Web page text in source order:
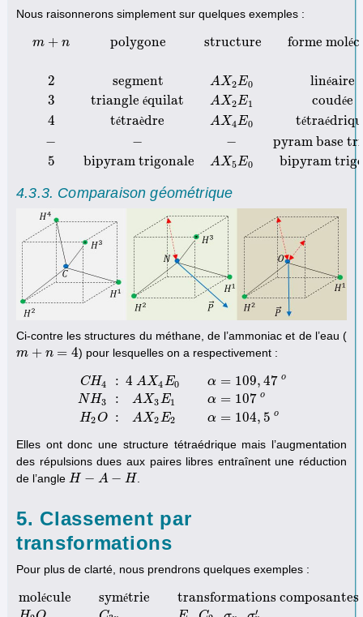
Nous raisonnerons simplement sur quelques exemples :
m + n
2
3
4
−
5
polygone
segment
triangle équilat
tétraèdre
−
bipyram trigonale
structure
AX2E0
AX2E1
AX4E0
−
AX5E0
forme molé
linéaire
coudée
tétraé
pyram base
bipyram
polygone structureforme moléculeliais. simples liais. multiples2
4.3.3. Comparaison géométrique
Ci-contre les structures du méthane, de l’ammoniac et de l’eau (
m + n = 4
m+ n= 4 ) pour lesquelles on a respectivement :
CH4
NH3
H2O
: 4 AX4E0
: AX3E1
: AX2E2
α = 109, 47 o
α = 107 o
α = 104, 5 o
CH4 : A 4E0α=109 oN H3 : AX3
Elles ont donc une structure tétraédrique mais l’augmentation
des répulsions dues aux paires libres entraînent une réduction
de l’angle H − A − H
H− A− H
5. Classement par
transformations
Pour plus de clarté, nous prendrons quelques exemples :
molécule symétrie transformations composantes
′